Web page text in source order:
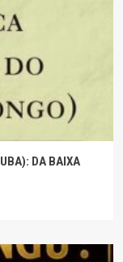
DA BAIXA